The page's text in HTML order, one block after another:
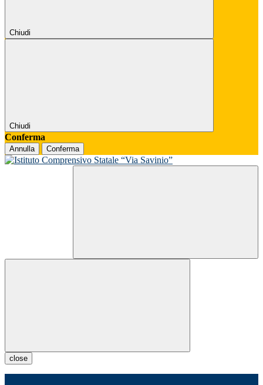
Chiudi
Chiudi
Conferma
Annulla Conferma
close